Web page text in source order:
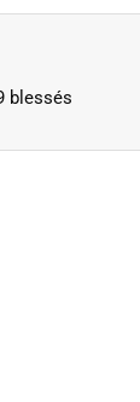
blessés